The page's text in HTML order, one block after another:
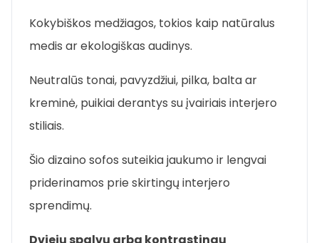
Kokybiškos medžiagos, tokios kaip natūralus
medis ar ekologiškas audinys.
Neutralūs tonai, pavyzdžiui, pilka, balta ar
kreminė, puikiai derantys su įvairiais interjero
stiliais.
Šio dizaino sofos suteikia jaukumo ir lengvai
priderinamos prie skirtingų interjero
sprendimų.